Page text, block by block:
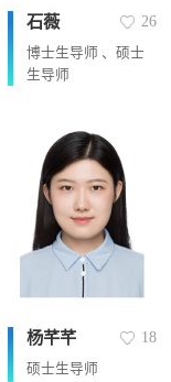
石薇 26
博士生导师 、硕士
生导师
杨芊芊 18
硕士生导师